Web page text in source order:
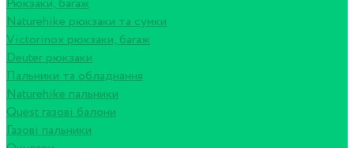
Рюкзаки, багаж
Naturehike рюкзаки та сумки
Victorinox рюкзаки, багаж
Deuter рюкзаки
Пальники та обладнання
Naturehike пальники
Quest газові балони
Газові пальники